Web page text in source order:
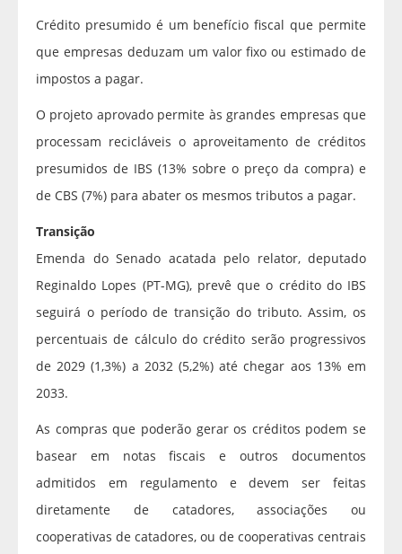
Crédito presumido é um benefício fiscal que permite
que empresas deduzam um valor fixo ou estimado de
impostos a pagar.
O projeto aprovado permite às grandes empresas que
processam recicláveis o aproveitamento de créditos
presumidos de IBS (13% sobre o preço da compra) e
de CBS (7%) para abater os mesmos tributos a pagar.
Transição
Emenda do Senado acatada pelo relator, deputado
Reginaldo Lopes (PT-MG), prevê que o crédito do IBS
seguirá o período de transição do tributo. Assim, os
percentuais de cálculo do crédito serão progressivos
de 2029 (1,3%) a 2032 (5,2%) até chegar aos 13% em
2033.
As compras que poderão gerar os créditos podem se
basear em notas fiscais e outros documentos
admitidos em regulamento e devem ser feitas
diretamente de catadores, associações ou
cooperativas de catadores, ou de cooperativas centrais